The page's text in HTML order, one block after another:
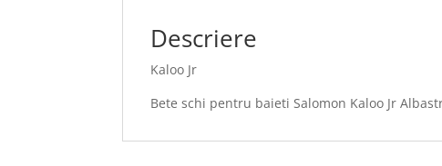
Descriere
Kaloo Jr
Bete schi pentru baieti Salomon Kaloo Jr